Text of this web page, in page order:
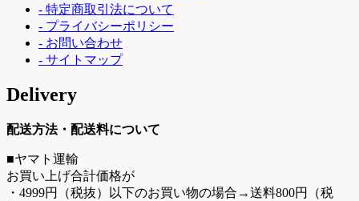
- 特定商取引法について
- プライバシーポリシー
- お問い合わせ
- サイトマップ
Delivery
配送方法・配送料について
■ヤマト運輸
お買い上げ合計価格が
・4999円（税抜）以下のお買い物の場合→送料800円（税